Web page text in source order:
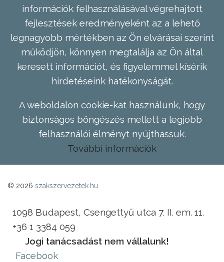
információk felhasználásával végrehajtott
fejlesztések eredményeként az a lehető
legnagyobb mértékben az Ön elvárásai szerint
működjön, könnyen megtalálja az Ön által
keresett információt, és figyelemmel kísérik
hirdetéseink hatékonyságát.
A weboldalon cookie-kat használunk, hogy
biztonságos böngészés mellett a legjobb
felhasználói élményt nyújthassuk.
További információk
© 2026 szakszervezetek.hu
1098 Budapest, Csengettyű utca 7. II. em. 11.
+36 1 3384 059
Jogi tanácsadást nem vállalunk!
Facebook